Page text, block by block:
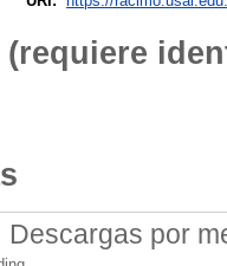
Descargas por